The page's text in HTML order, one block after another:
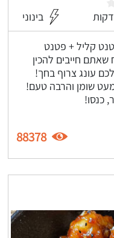
בינוני
קליל + פטנט
חייבים להכין
עונג צרוף בחך!
שומן והרבה טעם!
כנסו!
88378